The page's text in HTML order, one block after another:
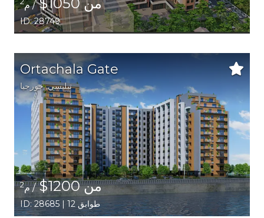
/ م
ID: 28749
Ortachala Gate
تبليسي,جورجيا
من 1200$ / م2
ID: 28685 | 12 طوابق